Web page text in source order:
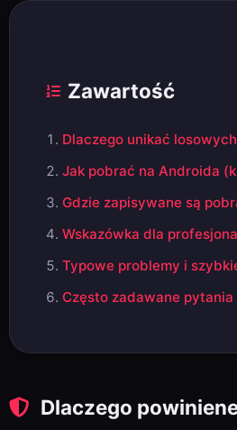
Zawartość
Dlaczego unikać
Jak pobrać na Androida
Gdzie zapisywane są
Wskazówka dla
Typowe problemy i
Często zadawane pytania
Dlaczego